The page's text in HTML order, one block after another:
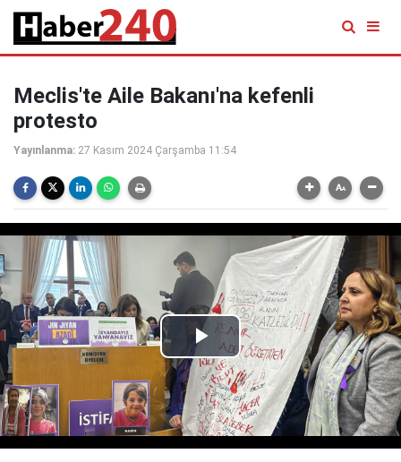
Meclis'te Aile Bakanı'na kefenli
protesto
Yayınlanma: 27 Kasım 2024 Çarşamba 11:54
Play
Video